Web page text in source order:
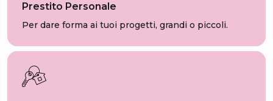
Prestito Personale
Per dare forma ai tuoi progetti, grandi o piccoli.